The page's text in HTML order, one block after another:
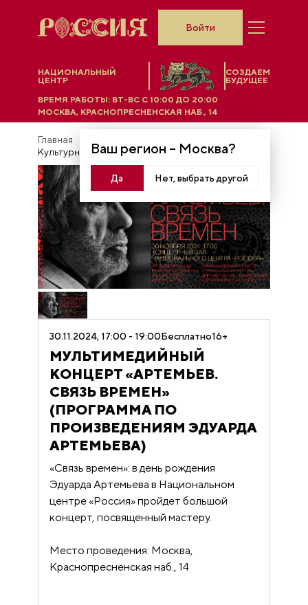
НАЦИОНАЛЬНЫЙ
ЦЕНТР
СОЗДАЕМ
БУДУЩЕЕ
Ваш регион – Москва?
Да Нет, выбрать другой
ВРЕМЯ РАБОТЫ: ВТ-ВС C 10:00 ДО 20:00
МОСКВА, КРАСНОПРЕСНЕНСКАЯ НАБ., 14
Войти
Главная
Культурные мероприятия
30.11.2024, 17:00 - 19:00Бесплатно16+
МУЛЬТИМЕДИЙНЫЙ
КОНЦЕРТ «АРТЕМЬЕВ.
СВЯЗЬ ВРЕМЕН»
(ПРОГРАММА ПО
ПРОИЗВЕДЕНИЯМ ЭДУАРДА
АРТЕМЬЕВА)
«Связь времен»: в день рождения
Эдуарда Артемьева в Национальном
центре «Россия» пройдет большой
концерт, посвященный мастеру.
Место проведения: Москва,
Краснопресненская наб., 14